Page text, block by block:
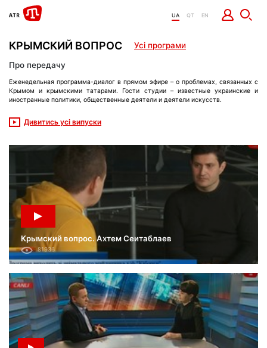
UA QT EN
КРЫМСКИЙ ВОПРОС Усі програми
Крымский вопрос. Ахтем Сеитаблаев
81936
Про передачу
Еженедельная программа-диалог в прямом эфире – о проблемах, связанных с
Крымом и крымскими татарами. Гости студии – известные украинские и
иностранные политики, общественные деятели и деятели искусств.
Дивитись усі випуски